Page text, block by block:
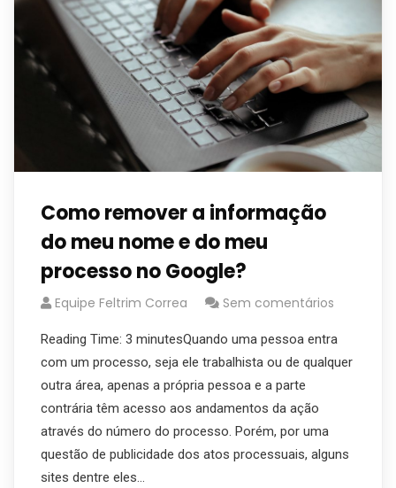
Como remover a informação
do meu nome e do meu
processo no Google?
Equipe Feltrim Correa Sem comentários
Reading Time: 3 minutesQuando uma pessoa entra
com um processo, seja ele trabalhista ou de qualquer
outra área, apenas a própria pessoa e a parte
contrária têm acesso aos andamentos da ação
através do número do processo. Porém, por uma
questão de publicidade dos atos processuais, alguns
sites dentre eles…